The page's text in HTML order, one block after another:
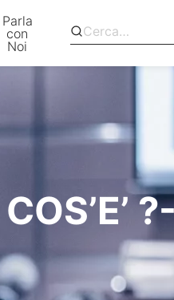
Parla
con
Noi